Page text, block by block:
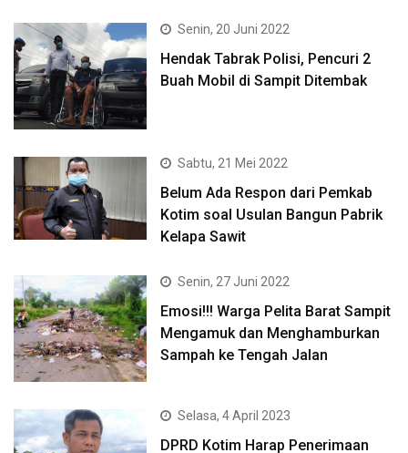
Senin, 20 Juni 2022
Hendak Tabrak Polisi, Pencuri 2
Buah Mobil di Sampit Ditembak
Sabtu, 21 Mei 2022
Belum Ada Respon dari Pemkab
Kotim soal Usulan Bangun Pabrik
Kelapa Sawit
Senin, 27 Juni 2022
Emosi!!! Warga Pelita Barat Sampit
Mengamuk dan Menghamburkan
Sampah ke Tengah Jalan
Selasa, 4 April 2023
DPRD Kotim Harap Penerimaan